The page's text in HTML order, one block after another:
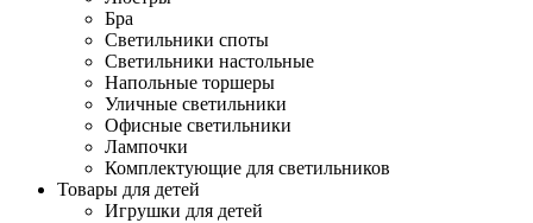
Бра
Светильники споты
Светильники настольные
Напольные торшеры
Уличные светильники
Офисные светильники
Лампочки
Комплектующие для светильников
Товары для детей
Игрушки для детей